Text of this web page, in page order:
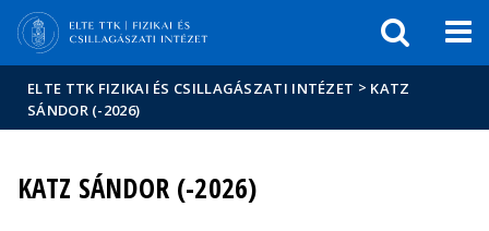
Események
sajtóban
ELTE TTK FIZIKAI ÉS CSILLAGÁSZATI INTÉZET > KATZ
SÁNDOR (-2026)
KATZ SÁNDOR (-2026)